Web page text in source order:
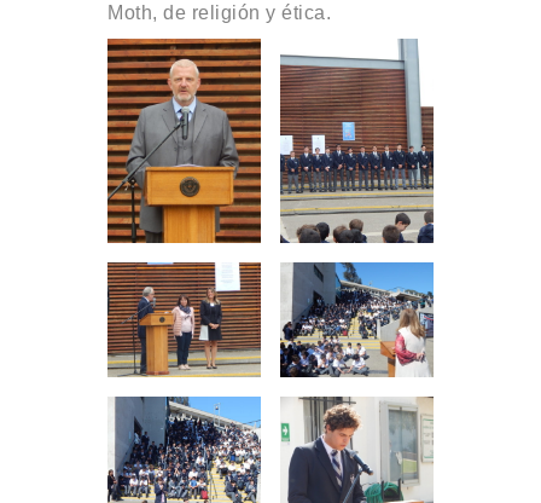
Moth, de religión y ética.